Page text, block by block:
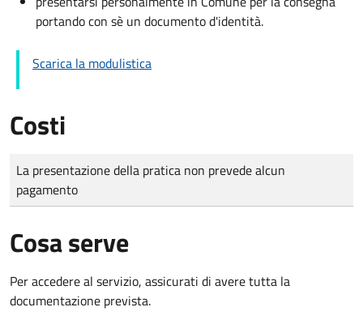
portando con sè un documento d'identità.
Scarica la modulistica
Costi
Tipo di pagamento
Importo
La presentazione della pratica non prevede alcun
pagamento
Cosa serve
Per accedere al servizio, assicurati di avere tutta la
documentazione prevista.